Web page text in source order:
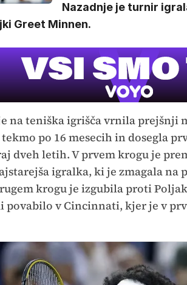
Nazadnje je turnir
Greet Minnen.
na teniška igrišča vrnila prejšnji
po 16 mesecih in dosegla
dveh letih. V prvem krogu je
igralka, ki je zmagala na
krogu je izgubila proti
povabilo v Cincinnati, kjer je v